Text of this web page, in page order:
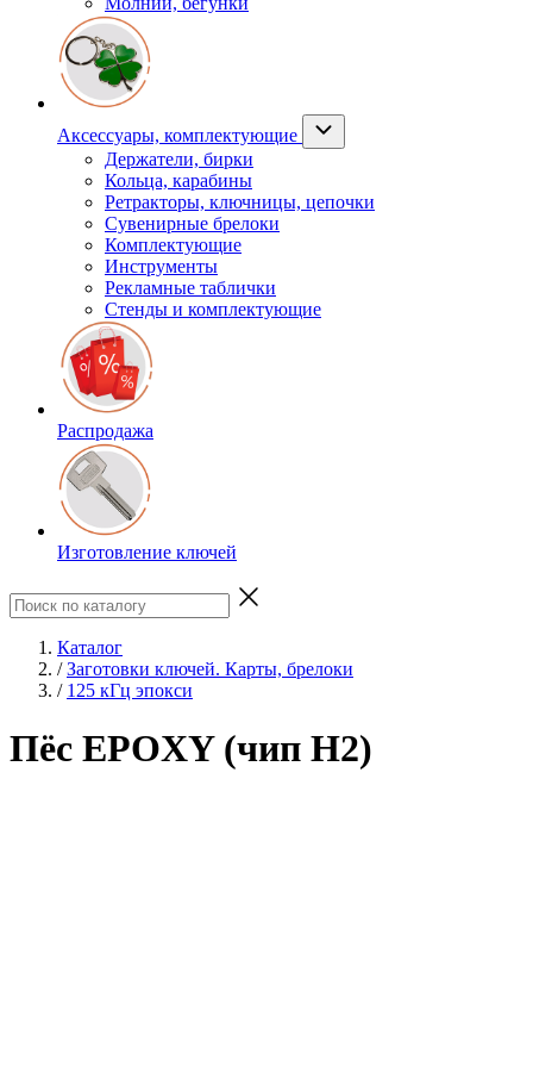
Аксессуары, комплектующие
Держатели, бирки
Кольца, карабины
Ретракторы, ключницы, цепочки
Сувенирные брелоки
Комплектующие
Инструменты
Рекламные таблички
Стенды и комплектующие
Распродажа
Изготовление ключей
Каталог
/ Заготовки ключей. Карты, брелоки
/ 125 кГц эпокси
Пёс EPOXY (чип H2)